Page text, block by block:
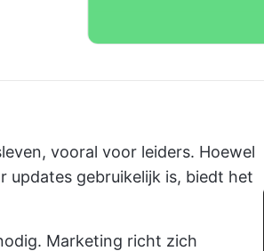
vooral voor leiders. Hoewel
updates gebruikelijk is, biedt het
Marketing richt zich